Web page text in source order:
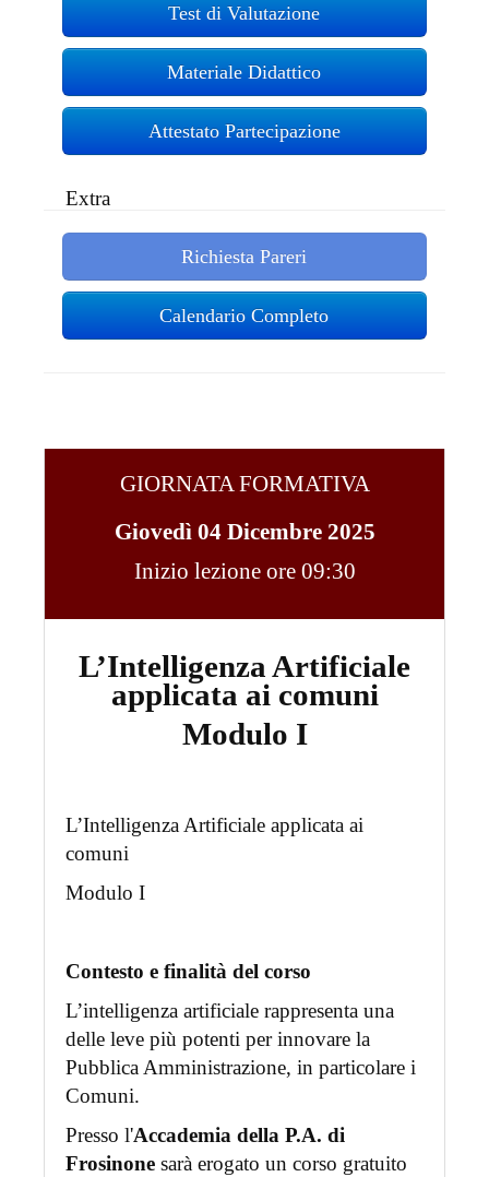
Test di Valutazione
Materiale Didattico
Attestato Partecipazione
Extra
Richiesta Pareri
Calendario Completo
GIORNATA FORMATIVA
Giovedì 04 Dicembre 2025
Inizio lezione ore 09:30
L’Intelligenza Artificiale
applicata ai comuni
Modulo I
L’Intelligenza Artificiale applicata ai
comuni
Modulo I
Contesto e finalità del corso
L’intelligenza artificiale rappresenta una
delle leve più potenti per innovare la
Pubblica Amministrazione, in particolare i
Comuni.
Presso l'Accademia della P.A. di
Frosinonesarà erogato un corso gratuito